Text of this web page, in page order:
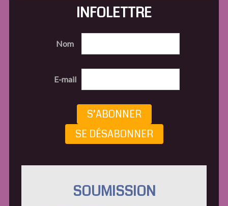
INFOLETTRE
Nom
E-mail
S’ABONNER
SE DÉSABONNER
SOUMISSION